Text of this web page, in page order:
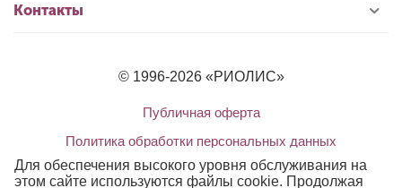
Контакты
© 1996-2026 «РИОЛИС»
Публичная оферта
Политика обработки персональных данных
Для обеспечения высокого уровня обслуживания на
этом сайте используются файлы cookie. Продолжая